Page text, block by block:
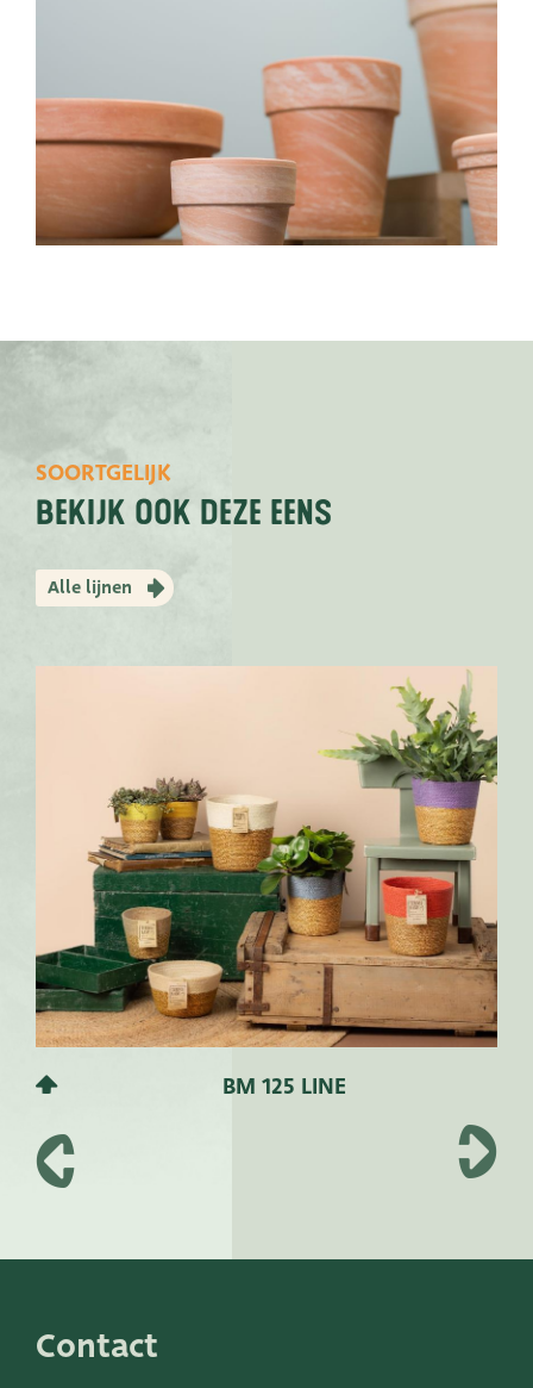
SOORTGELIJK
bekijk ook deze eens
Alle lijnen
BM 125 LINE
Contact